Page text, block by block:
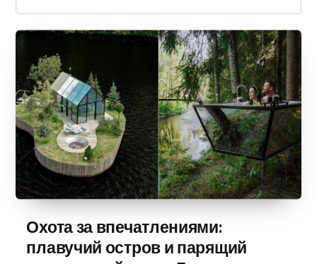
Охота за впечатлениями:
плавучий остров и парящий